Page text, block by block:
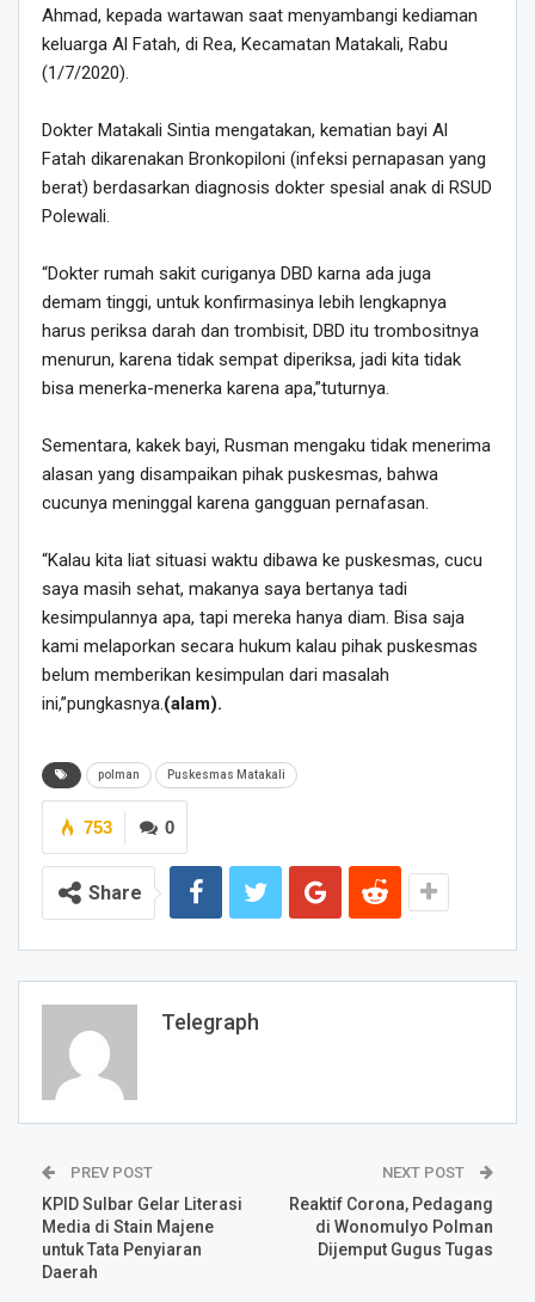
Ahmad, kepada wartawan saat menyambangi kediaman
keluarga Al Fatah, di Rea, Kecamatan Matakali, Rabu
(1/7/2020).
Dokter Matakali Sintia mengatakan, kematian bayi Al
Fatah dikarenakan Bronkopiloni (infeksi pernapasan yang
berat) berdasarkan diagnosis dokter spesial anak di RSUD
Polewali.
“Dokter rumah sakit curiganya DBD karna ada juga
demam tinggi, untuk konfirmasinya lebih lengkapnya
harus periksa darah dan trombisit, DBD itu trombositnya
menurun, karena tidak sempat diperiksa, jadi kita tidak
bisa menerka-menerka karena apa,”tuturnya.
Sementara, kakek bayi, Rusman mengaku tidak menerima
alasan yang disampaikan pihak puskesmas, bahwa
cucunya meninggal karena gangguan pernafasan.
“Kalau kita liat situasi waktu dibawa ke puskesmas, cucu
saya masih sehat, makanya saya bertanya tadi
kesimpulannya apa, tapi mereka hanya diam. Bisa saja
kami melaporkan secara hukum kalau pihak puskesmas
belum memberikan kesimpulan dari masalah
ini,”pungkasnya.(alam).
polman Puskesmas Matakali
0
753
Share
Telegraph
PREV POST
KPID Sulbar Gelar Literasi
Media di Stain Majene
untuk Tata Penyiaran
Daerah
NEXT POST
Reaktif Corona, Pedagang
di Wonomulyo Polman
Dijemput Gugus Tugas